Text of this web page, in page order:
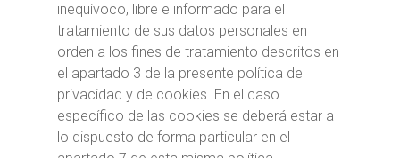
inequívoco, libre e informado para el
tratamiento de sus datos personales en
orden a los fines de tratamiento descritos en
el apartado 3 de la presente política de
privacidad y de cookies. En el caso
específico de las cookies se deberá estar a
lo dispuesto de forma particular en el